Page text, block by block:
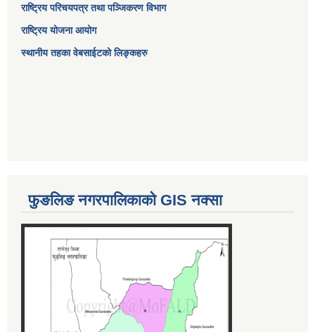
राष्ट्रिय परिचयपत्र तथा पञ्जिकरण विभाग
राष्ट्रिय योजना आयोग
स्थानीय तहका वेबसाईटको लिङ्कहरु
फुङलिङ नगरपालिकाको GIS नक्सा